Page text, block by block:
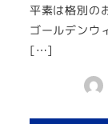
平素は格別の
ゴールデンウ
[…]